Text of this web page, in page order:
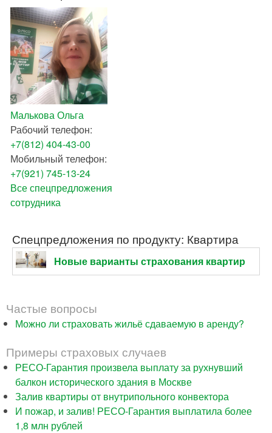
Малькова Ольга
Рабочий телефон:
+7(812) 404-43-00
Мобильный телефон:
+7(921) 745-13-24
Все спецпредложения
сотрудника
Спецпредложения по продукту: Квартира
Новые варианты страхования квартир
Частые вопросы
Можно ли страховать жильё сдаваемую в аренду?
Примеры страховых случаев
РЕСО-Гарантия произвела выплату за рухнувший
балкон исторического здания в Москве
Залив квартиры от внутрипольного конвектора
И пожар, и залив! РЕСО-Гарантия выплатила более
1,8 млн рублей